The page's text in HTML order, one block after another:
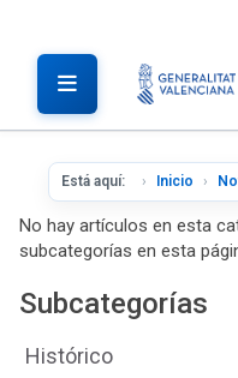
Está aquí: Inicio
No hay artículos en esta
subcategorías en esta
Subcategorías
Histórico